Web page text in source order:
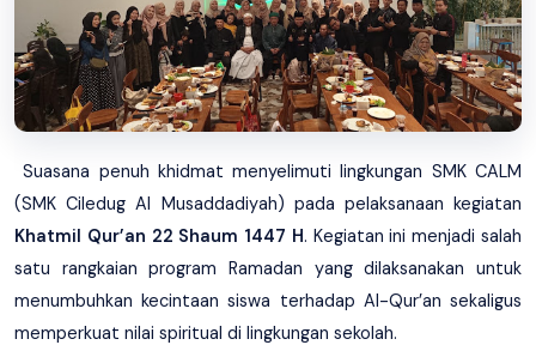
Suasana penuh khidmat menyelimuti lingkungan SMK CALM
(SMK Ciledug Al Musaddadiyah) pada pelaksanaan kegiatan
Khatmil Qur’an 22 Shaum 1447 H. Kegiatan ini menjadi salah
satu rangkaian program Ramadan yang dilaksanakan untuk
menumbuhkan kecintaan siswa terhadap Al-Qur’an sekaligus
memperkuat nilai spiritual di lingkungan sekolah.